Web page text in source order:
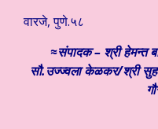
वारजे, पुणे.५८
≈संपादक – श्री हेमन्त
सौ.उज्ज्वला केळकर/श्री